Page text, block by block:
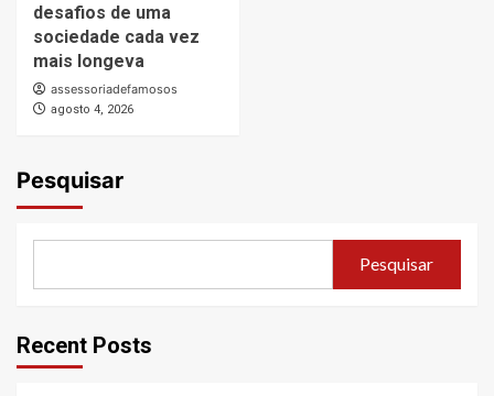
desafios de uma
sociedade cada vez
mais longeva
assessoriadefamosos
agosto 4, 2026
Pesquisar
Pesquisar
Recent Posts